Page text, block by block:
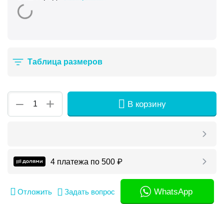
Таблица размеров
+
− В корзину
4 платежа по 500 ₽
Отложить Задать вопрос WhatsApp